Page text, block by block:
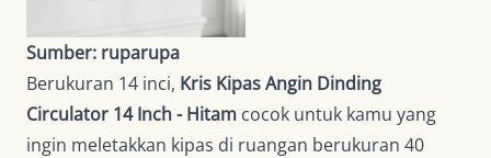
Sumber: ruparupa
Berukuran 14 inci, Kris Kipas Angin Dinding
Circulator 14 Inch - Hitam cocok untuk kamu yang
ingin meletakkan kipas di ruangan berukuran 40